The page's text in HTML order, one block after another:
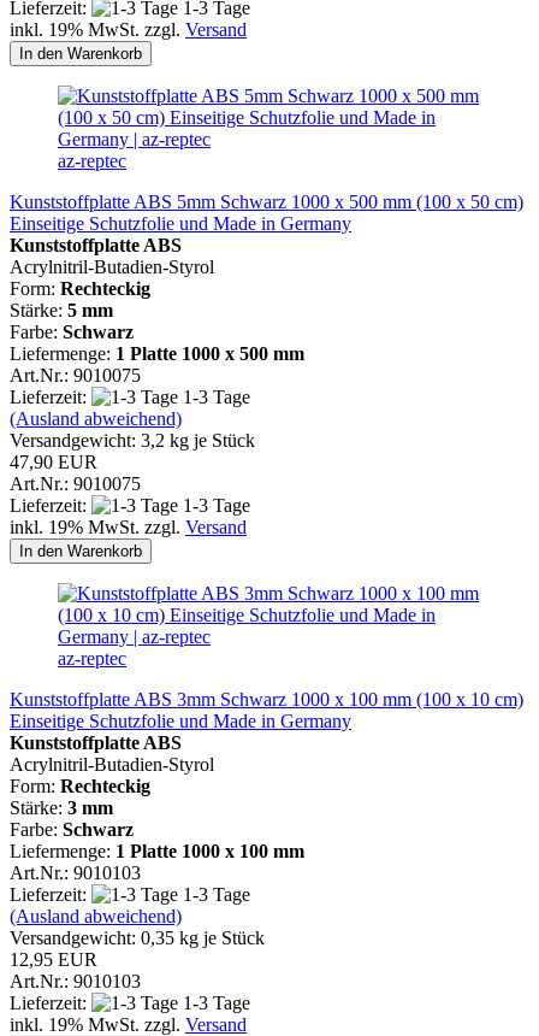
Lieferzeit:
1-3 Tage
inkl. 19% MwSt. zzgl. Versand
In den Warenkorb
az-reptec
Kunststoffplatte ABS 5mm Schwarz 1000 x 500 mm (100 x 50 cm)
Einseitige Schutzfolie und Made in Germany
Kunststoffplatte ABS
Acrylnitril-Butadien-Styrol
Form: Rechteckig
Stärke: 5 mm
Farbe: Schwarz
Liefermenge: 1 Platte 1000 x 500 mm
Art.Nr.: 9010075
Lieferzeit:
1-3 Tage
(Ausland abweichend)
Versandgewicht: 3,2 kg je Stück
47,90 EUR
Art.Nr.: 9010075
Lieferzeit:
1-3 Tage
inkl. 19% MwSt. zzgl. Versand
In den Warenkorb
az-reptec
Kunststoffplatte ABS 3mm Schwarz 1000 x 100 mm (100 x 10 cm)
Einseitige Schutzfolie und Made in Germany
Kunststoffplatte ABS
Acrylnitril-Butadien-Styrol
Form: Rechteckig
Stärke: 3 mm
Farbe: Schwarz
Liefermenge: 1 Platte 1000 x 100 mm
Art.Nr.: 9010103
Lieferzeit:
1-3 Tage
(Ausland abweichend)
Versandgewicht: 0,35 kg je Stück
12,95 EUR
Art.Nr.: 9010103
Lieferzeit:
1-3 Tage
inkl. 19% MwSt. zzgl. Versand